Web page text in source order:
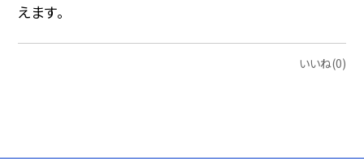
えます。
いいね(0)